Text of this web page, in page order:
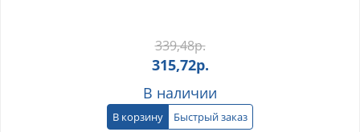
339,48р.
315,72р.
В наличии
В корзину Быстрый заказ